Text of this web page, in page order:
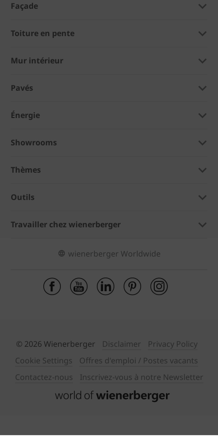
Façade
Toiture en pente
Mur intérieur
Pavés
Énergie
Showrooms
Thèmes
Outils
Travailler chez wienerberger
wienerberger Worldwide
© 2026 Wienerberger Disclaimer
Privacy Policy
Cookie Settings
Offres d'emploi / Postes vacants
Contactez-nous
Inscrivez-vous à notre Newsletter